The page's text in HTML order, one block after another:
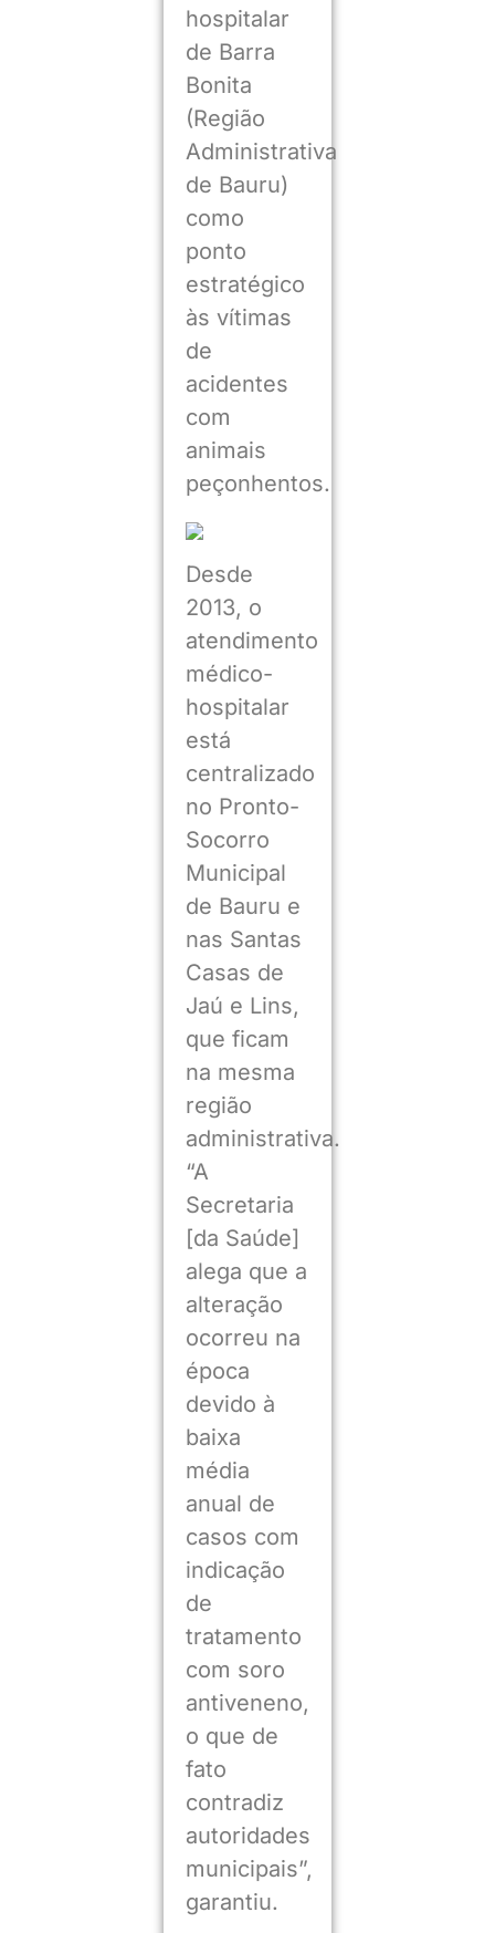
hospitalar
de Barra
Bonita
(Região
Administrativa
de Bauru)
como
ponto
estratégico
às vítimas
de
acidentes
com
animais
peçonhentos.
Desde
2013, o
atendimento
médico-
hospitalar
está
centralizado
no Pronto-
Socorro
Municipal
de Bauru e
nas Santas
Casas de
Jaú e Lins,
que ficam
na mesma
região
administrativa.
“A
Secretaria
[da Saúde]
alega que a
alteração
ocorreu na
época
devido à
baixa
média
anual de
casos com
indicação
de
tratamento
com soro
antiveneno,
o que de
fato
contradiz
autoridades
municipais”,
garantiu.